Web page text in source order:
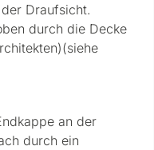
Draufsicht.
durch die Decke
an der
durch ein